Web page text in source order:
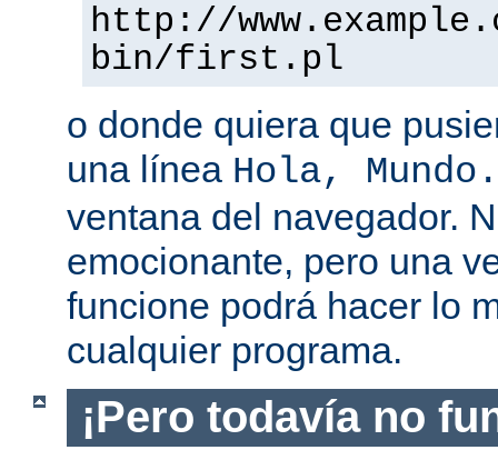
http://
bin/first.pl
o donde quiera que
una línea Hola, Mundo.
ventana del navegador.
emocionante, pero una
funcione podrá hacer lo
cualquier programa.
¡Pero todavía no